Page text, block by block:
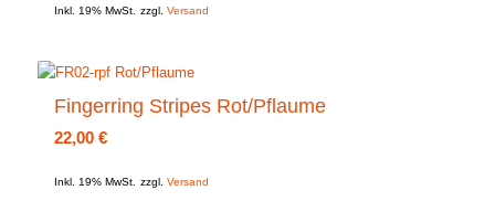
Inkl. 19% MwSt. zzgl. Versand
Fingerring Stripes Rot/Pflaume
22,00 €
Inkl. 19% MwSt. zzgl. Versand